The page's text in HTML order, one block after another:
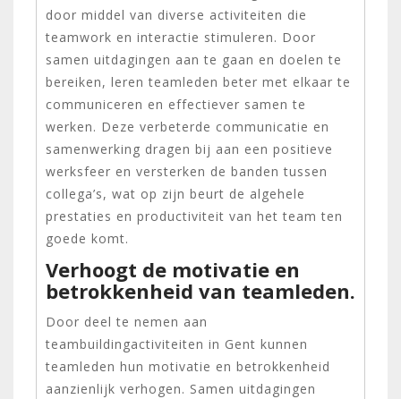
door middel van diverse activiteiten die
teamwork en interactie stimuleren. Door
samen uitdagingen aan te gaan en doelen te
bereiken, leren teamleden beter met elkaar te
communiceren en effectiever samen te
werken. Deze verbeterde communicatie en
samenwerking dragen bij aan een positieve
werksfeer en versterken de banden tussen
collega’s, wat op zijn beurt de algehele
prestaties en productiviteit van het team ten
goede komt.
Verhoogt de motivatie en
betrokkenheid van teamleden.
Door deel te nemen aan
teambuildingactiviteiten in Gent kunnen
teamleden hun motivatie en betrokkenheid
aanzienlijk verhogen. Samen uitdagingen